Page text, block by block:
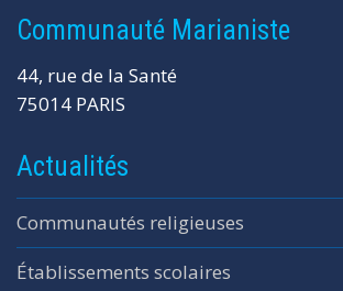
Communauté Marianiste
44, rue de la Santé
75014 PARIS
Actualités
Communautés religieuses
Établissements scolaires